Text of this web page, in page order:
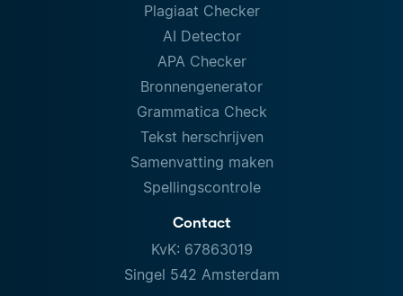
Plagiaat Checker
AI Detector
APA Checker
Bronnengenerator
Grammatica Check
Tekst herschrijven
Samenvatting maken
Spellingscontrole
Contact
KvK: 67863019
Singel 542 Amsterdam